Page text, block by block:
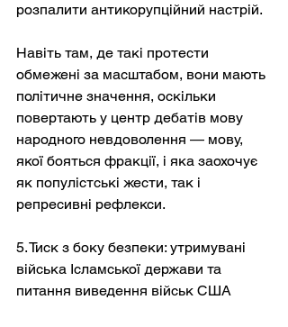
розпалити антикорупційний настрій.
Навіть там, де такі протести
обмежені за масштабом, вони мають
політичне значення, оскільки
повертають у центр дебатів мову
народного невдоволення — мову,
якої бояться фракції, і яка заохочує
як популістські жести, так і
репресивні рефлекси.
5. Тиск з боку безпеки: утримувані
війська Ісламської держави та
питання виведення військ США